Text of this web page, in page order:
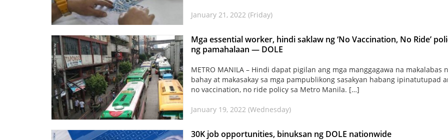
January 21, 2022 (Friday)
Mga essential worker, hindi saklaw ng ‘No Vaccination, No Ride’
ng pamahalaan — DOLE
METRO MANILA – Hindi dapat pigilan ang mga manggagawa na makalabas
bahay at makasakay sa mga pampublikong sasakyan habang ipinatutupad
no vaccination, no ride policy sa Metro Manila. […]
January 19, 2022 (Wednesday)
30K job opportunities, binuksan ng DOLE nationwide